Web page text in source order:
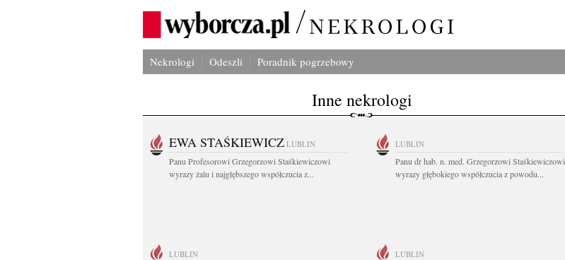
Nekrologi Odeszli Poradnik pogrzebowy
Inne nekrologi
EWA STAŚKIEWICZ LUBLIN
Panu Profesorowi Grzegorzowi Staśkiewiczowi
wyrazy żalu i najgłębszego współczucia z...
LUBLIN
Panu dr hab. n. med. Grzegorzowi Staśkiewiczowi
wyrazy głębokiego współczucia z powodu...
LUBLIN LUBLIN